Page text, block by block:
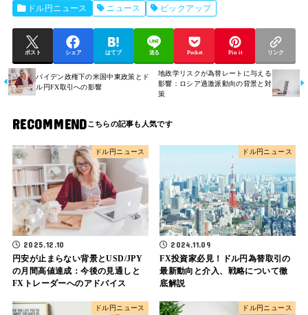
ドル円ニュース ニュース ピックアップ
ポスト シェア はてブ 送る Pocket Pin it リンク
バイデン政権下の米国中東政策とド
ル円FX取引への影響
地政学リスクが為替レートに与える
影響：ロシア過激派動向の背景と対
策
RECOMMEND
ドル円ニュース
2025.12.10
円安が止まらない背景とUSD/JPY
の月間高値達成：今後の見通しと
FXトレーダーへのアドバイス
ドル円ニュース
2024.11.09
FX投資家必見！ドル円為替取引の
最新動向と介入、戦略について徹
底解説
ドル円ニュース ドル円ニュース